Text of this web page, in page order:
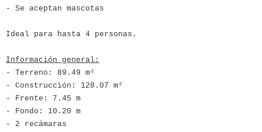
- Se aceptan mascotas
Ideal para hasta 4 personas.
Información general:
- Terreno: 89.49 m²
- Construcción: 128.07 m²
- Frente: 7.45 m
- Fondo: 10.20 m
- 2 recámaras